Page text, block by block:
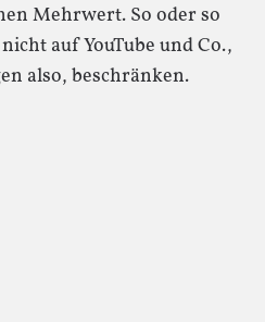
Mehrwert. So oder so
auf YouTube und Co.,
also, beschränken.